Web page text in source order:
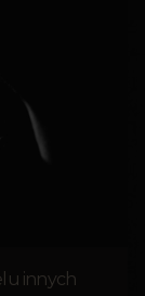
innych